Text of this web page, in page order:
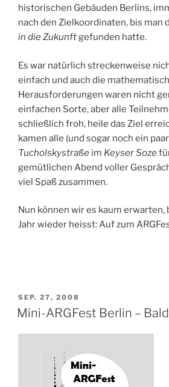
historischen Gebäuden Berlins,
nach den Zielkoordinaten, bis man
in die Zukunftgefunden hatte.
Es war natürlich streckenweise
einfach und auch die
Herausforderungen waren nicht
einfachen Sorte, aber alle
schließlich froh, heile das Ziel
kamen alle (und sogar noch ein
Tucholskystraße im Keyser Soze
gemütlichen Abend voller
viel Spaß zusammen.
Nun können wir es kaum erwarten,
Jahr wieder heisst: Auf zum
VERÖFFENTLICHT
AM
SEP. 27, 2008
Mini-ARGFest Berlin –